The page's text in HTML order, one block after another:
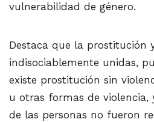
vulnerabilidad de género.
Destaca que la prostitución
indisociablemente unidas,
existe prostitución sin
u otras formas de
de las personas no fueron